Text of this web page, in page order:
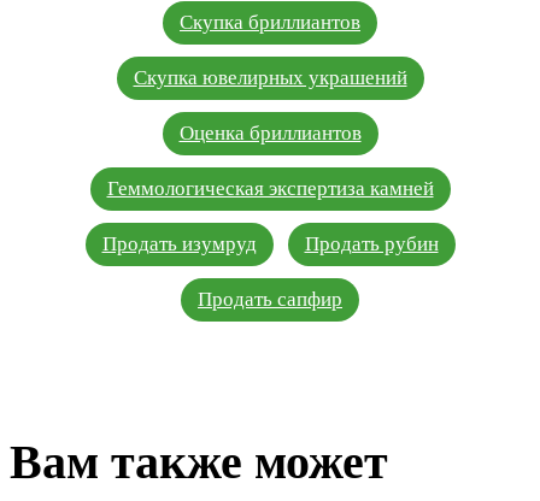
Скупка бриллиантов
Скупка ювелирных украшений
Оценка бриллиантов
Геммологическая экспертиза камней
Продать изумруд Продать рубин
Продать сапфир
Вам также может